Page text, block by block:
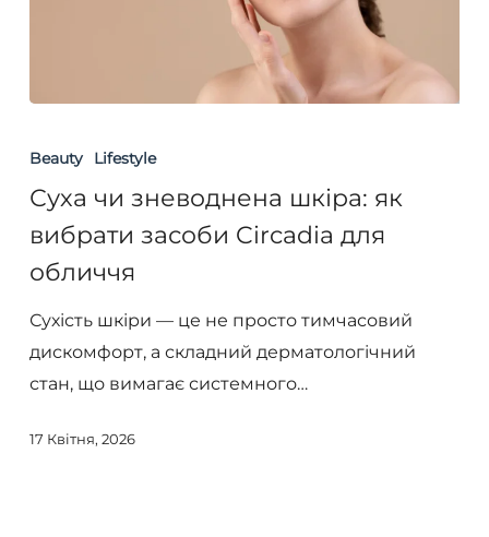
чи
шкіра:
як
вибрати
засоби
Beauty Lifestyle
Суха чи зневоднена шкіра: як
вибрати засоби Circadia для
обличчя
Сухість шкіри — це не просто тимчасовий
дискомфорт, а складний дерматологічний
стан, що вимагає системного…
17 Квітня, 2026